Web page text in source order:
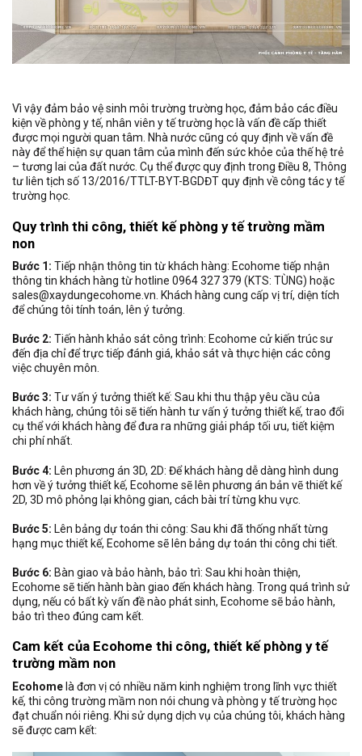
Vì vậy đảm bảo vệ sinh môi trường trường học, đảm bảo các điều
kiện về phòng y tế, nhân viên y tế trường học là vấn đề cấp thiết
được mọi người quan tâm. Nhà nước cũng có quy định về vấn đề
này để thể hiện sự quan tâm của mình đến sức khỏe của thế hệ trẻ
– tương lai của đất nước. Cụ thể được quy định trong Điều 8, Thông
tư liên tịch số 13/2016/TTLT-BYT-BGDĐT quy định về công tác y tế
trường học.
Quy trình thi công, thiết kế phòng y tế trường mầm
non
Bước 1: Tiếp nhận thông tin từ khách hàng: Ecohome tiếp nhận
thông tin khách hàng từ hotline 0964 327 379 (KTS: TÙNG) hoặc
sales@xaydungecohome.vn . Khách hàng cung cấp vị trí, diện tích
để chúng tôi tính toán, lên ý tưởng.
Bước 2: Tiến hành khảo sát công trình: Ecohome cử kiến trúc sư
đến địa chỉ để trực tiếp đánh giá, khảo sát và thực hiện các công
việc chuyên môn.
Bước 3: Tư vấn ý tưởng thiết kế: Sau khi thu thập yêu cầu của
khách hàng, chúng tôi sẽ tiến hành tư vấn ý tưởng thiết kế, trao đổi
cụ thể với khách hàng để đưa ra những giải pháp tối ưu, tiết kiệm
chi phí nhất.
Bước 4: Lên phương án 3D, 2D: Để khách hàng dễ dàng hình dung
hơn về ý tưởng thiết kế, Ecohome sẽ lên phương án bản vẽ thiết kế
2D, 3D mô phỏng lại không gian, cách bài trí từng khu vực.
Bước 5: Lên bảng dự toán thi công: Sau khi đã thống nhất từng
hạng mục thiết kế, Ecohome sẽ lên bảng dự toán thi công chi tiết.
Bước 6: Bàn giao và bảo hành, bảo trì: Sau khi hoàn thiện,
Ecohome sẽ tiến hành bàn giao đến khách hàng. Trong quá trình sử
dụng, nếu có bất kỳ vấn đề nào phát sinh, Ecohome sẽ bảo hành,
bảo trì theo đúng cam kết.
Cam kết của Ecohome thi công, thiết kế phòng y tế
trường mầm non
Ecohomelà đơn vị có nhiều năm kinh nghiệm trong lĩnh vực thiết
kế, thi công trường mầm non nói chung và phòng y tế trường học
đạt chuẩn nói riêng. Khi sử dụng dịch vụ của chúng tôi, khách hàng
sẽ được cam kết: